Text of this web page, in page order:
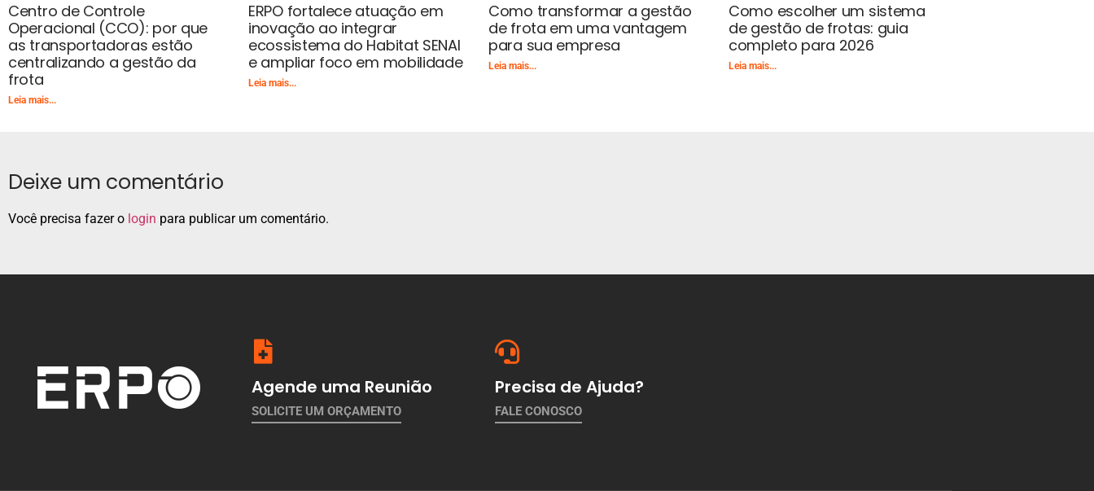
Centro de Controle
Operacional (CCO): por que
as transportadoras estão
centralizando a gestão da
frota
Leia mais...
ERPO fortalece atuação em
inovação ao integrar
ecossistema do Habitat SENAI
e ampliar foco em mobilidade
Leia mais...
Como transformar a gestão
de frota em uma vantagem
para sua empresa
Leia mais...
Como escolher um sistema
de gestão de frotas: guia
completo para 2026
Leia mais...
Deixe um comentário
Você precisa fazer o login para publicar um comentário.
Agende uma Reunião
SOLICITE UM ORÇAMENTO
Precisa de Ajuda?
FALE CONOSCO